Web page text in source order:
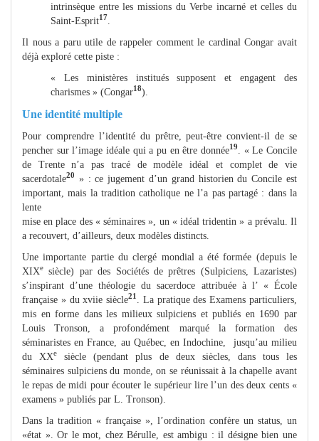
intrinsèque entre les missions du Verbe incarné et celles du
Saint-Esprit17
Il nous a paru utile de rappeler comment le cardinal Congar avait
déjà exploré cette piste :
« Les ministères institués supposent et engagent des
charismes » (Congar18).
Une identité multiple
Pour comprendre l’identité du prêtre, peut-être convient-il de se
pencher sur l’image idéale qui a pu en être donnée19
. « Le Concile
de Trente n’a pas tracé de modèle idéal et complet de vie
sacerdotale20
» : ce jugement d’un grand historien du Concile est
important, mais la tradition catholique ne l’a pas partagé : dans la
lente
mise en place des « séminaires », un « idéal tridentin » a prévalu. Il
a recouvert, d’ailleurs, deux modèles distincts.
Une importante partie du clergé mondial a été formée (depuis le
XIXe
siècle) par des Sociétés de prêtres (Sulpiciens, Lazaristes)
s’inspirant d’une théologie du sacerdoce attribuée à l’ « École
française » du xviie siècle21
. La pratique des Examens particuliers,
mis en forme dans les milieux sulpiciens et publiés en 1690 par
Louis Tronson, a profondément marqué la formation des
séminaristes en France, au Québec, en Indochine, jusqu’au milieu
du XXe
siècle (pendant plus de deux siècles, dans tous les
séminaires sulpiciens du monde, on se réunissait à la chapelle avant
le repas de midi pour écouter le supérieur lire l’un des deux cents «
examens » publiés par L. Tronson).
Dans la tradition « française », l’ordination confère un status, un
«état ». Or le mot, chez Bérulle, est ambigu : il désigne bien une